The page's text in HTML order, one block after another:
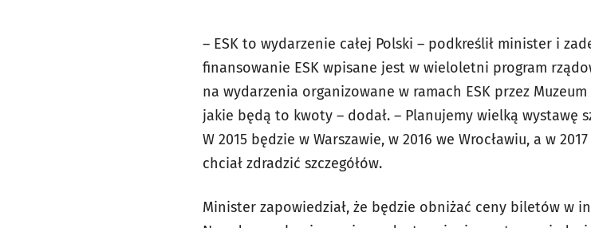
– ESK to wydarzenie całej Polski – podkreślił minister i
finansowanie ESK wpisane jest w wieloletni program
na wydarzenia organizowane w ramach ESK przez
jakie będą to kwoty – dodał. – Planujemy wielką wystawę
W 2015 będzie w Warszawie, w 2016 we Wrocławiu, a w
chciał zdradzić szczegółów.
Minister zapowiedział, że będzie obniżać ceny biletów w